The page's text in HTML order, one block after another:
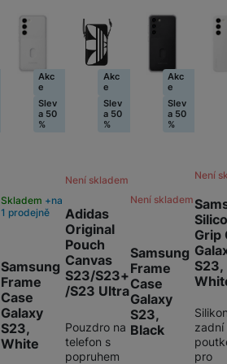
Fusion Pro Privacy
(Privátní extra odolná
ochrana)
Ochranná fólie
999
Samsung
Frame
Case
Galaxy
S23,
White
Skladem
na
1 prodejně
Akc
e
Slev
a 50
%
Adidas
Original
Pouch
Canvas
S23/S23+
/S23 Ultra
Není skladem
Akc
e
Slev
a 50
%
Pouzdro na
telefon s
popruhem
Samsung
Frame
Case
Galaxy
S23,
Black
Není skladem
Akc
e
Slev
a 50
%
Grip
S23,
Není
pro